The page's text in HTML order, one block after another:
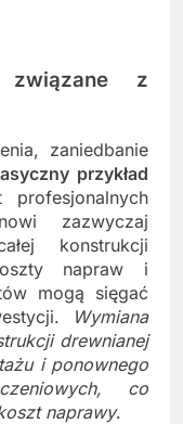
związane z
zaniedbanie
przykład
profesjonalnych
zazwyczaj
konstrukcji
napraw i
mogą sięgać
Wymiana
drewnianej
i ponownego
co
naprawy.